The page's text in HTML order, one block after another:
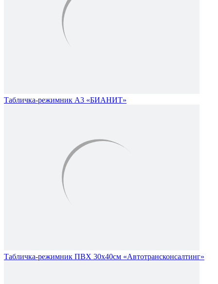
Табличка-режимник А3 «БИАНИТ»
Табличка-режимник ПВХ 30х40см «Автотрансконсалтинг»